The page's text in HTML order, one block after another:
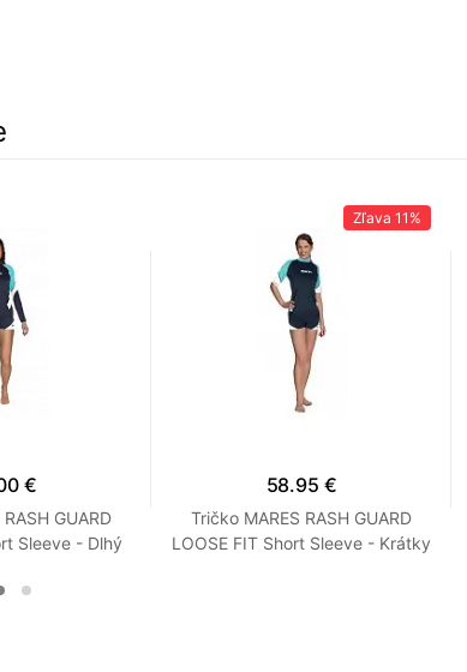
€
GUARD
Sleeve - Dlhý
Zľava 11%
58.95 €
Tričko MARES RASH GUARD
LOOSE FIT Short Sleeve - Krátky